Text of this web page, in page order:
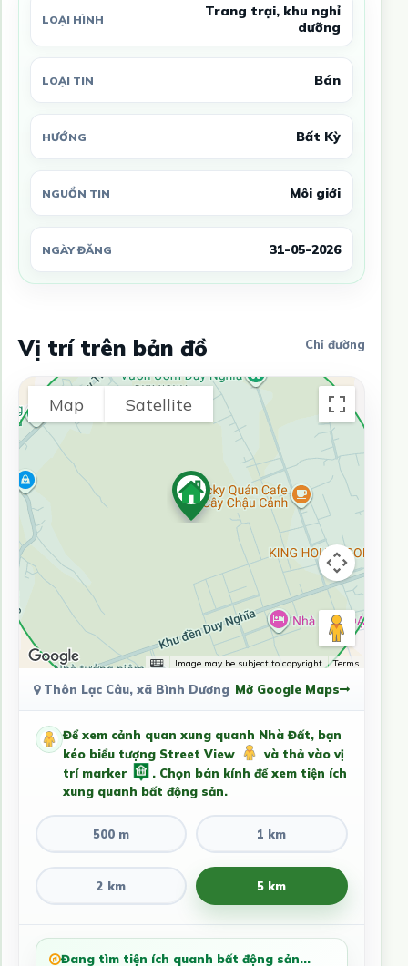
LOẠI HÌNH
Trang trại, khu nghỉ
dưỡng
LOẠI TIN Bán
HƯỚNG Bất Kỳ
NGUỒN TIN Môi giới
NGÀY ĐĂNG 31-05-2026
Vị trí trên bản đồ Chỉ đường
Map Satellite
Image may be subject to copyright Terms
Thôn Lạc Câu, xã Bình Dương Mở Google Maps
Để xem cảnh quan xung quanh Nhà Đất, bạn
kéo biểu tượng Street View
và thả vào vị
trí marker
. Chọn bán kính để xem tiện ích
xung quanh bất động sản.
500 m 1 km
2 km 5 km
Đang tìm tiện ích quanh bất động sản...